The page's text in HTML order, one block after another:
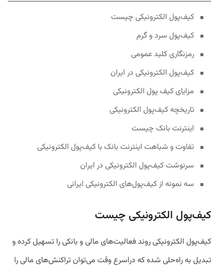
کیف‌پول الکترونیکی چیست
کیف‌پول سرد و گرم
رمزنگاری کلید عمومی
کیف‌پول الکترونیکی در ایران
مزایای کیف پول الکترونیکی
تاریخچه کیف‌پول الکترونیکی
اینترنت بانک چیست
تفاوت و شباهت‌ اینترنت بانک با کیف‌پول الکترونیکی
سرنوشت کیف‌پول الکترونیکی در ایران
سه نمونه از کیف‌پول‌های الکترونیکی ایرانی
کیف‌پول الکترونیکی چیست
کیف‌پول الکترونیکی روند فعالیت‌های مالی و بانکی را تسهیل کرده‌ و
تبدیل به راه‌حلی شده که دراسرع وقت می‌توان تراکنش‌های مالی را